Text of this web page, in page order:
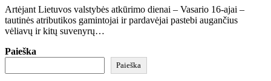
Artėjant Lietuvos valstybės atkūrimo dienai – Vasario 16-ajai –
tautinės atributikos gamintojai ir pardavėjai pastebi augančius
vėliavų ir kitų suvenyrų…
Paieška
Paieška